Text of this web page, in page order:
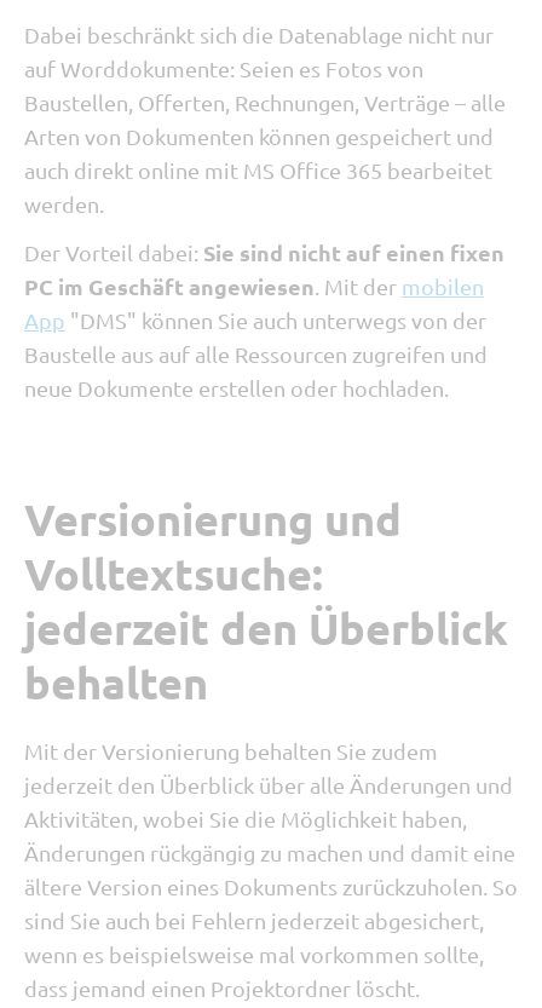
Dabei beschränkt sich die Datenablage nicht nur
auf Worddokumente: Seien es Fotos von
Baustellen, Offerten, Rechnungen, Verträge – alle
Arten von Dokumenten können gespeichert und
auch direkt online mit MS Office 365 bearbeitet
werden.
Der Vorteil dabei: Sie sind nicht auf einen fixen
PC im Geschäft angewiesen . Mit der mobilen
App "DMS" können Sie auch unterwegs von der
Baustelle aus auf alle Ressourcen zugreifen und
neue Dokumente erstellen oder hochladen.
Versionierung und
Volltextsuche:
jederzeit den Überblick
behalten
Mit der Versionierung behalten Sie zudem
jederzeit den Überblick über alle Änderungen und
Aktivitäten, wobei Sie die Möglichkeit haben,
Änderungen rückgängig zu machen und damit eine
ältere Version eines Dokuments zurückzuholen. So
sind Sie auch bei Fehlern jederzeit abgesichert,
wenn es beispielsweise mal vorkommen sollte,
dass jemand einen Projektordner löscht.